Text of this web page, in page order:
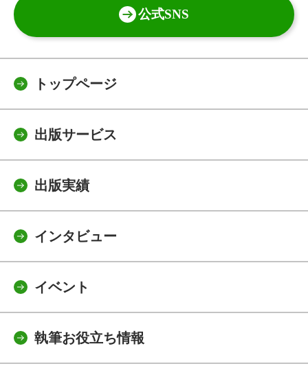
公式SNS
トップページ
出版サービス
出版実績
インタビュー
イベント
執筆お役立ち情報